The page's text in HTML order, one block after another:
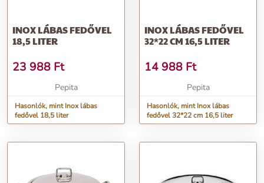
További információk>>
INOX LÁBAS FEDŐVEL
18,5 LITER
23 988 Ft
Pepita
Hasonlók, mint Inox lábas
fedővel 18,5 liter
INOX LÁBAS FEDŐVEL
32*22 CM 16,5 LITER
14 988 Ft
Pepita
Hasonlók, mint Inox lábas
fedővel 32*22 cm 16,5 liter